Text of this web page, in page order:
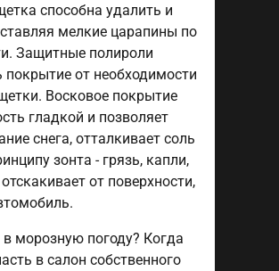
способна удалить и
мелкие царапины по
Защитные полироли
покрытие от необходимости
Восковое покрытие
гладкой и позволяет
снега, отталкивает соль
зонта - грязь, капли,
от поверхности,
морозную погоду? Когда
в салон собственного